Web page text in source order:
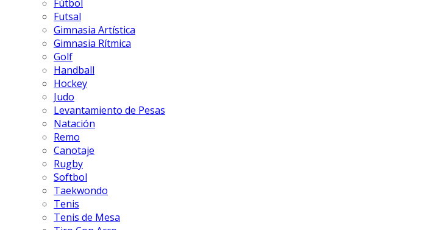
Fútbol
Futsal
Gimnasia Artística
Gimnasia Rítmica
Golf
Handball
Hockey
Judo
Levantamiento de Pesas
Natación
Remo
Canotaje
Rugby
Softbol
Taekwondo
Tenis
Tenis de Mesa